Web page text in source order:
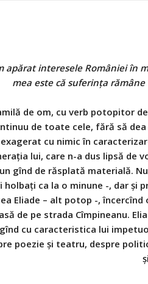
apărat interesele României în
mea este că suferinţa
de om, cu verb potopitor
de toate cele, fără să
exagerat cu nimic în
lui, care n-a dus lipsă de
gînd de răsplată materială.
holbați ca la o minune -, dar și
Eliade – alt potop -,
de pe strada Cîmpineanu.
cu caracteristica lui
poezie și teatru, despre